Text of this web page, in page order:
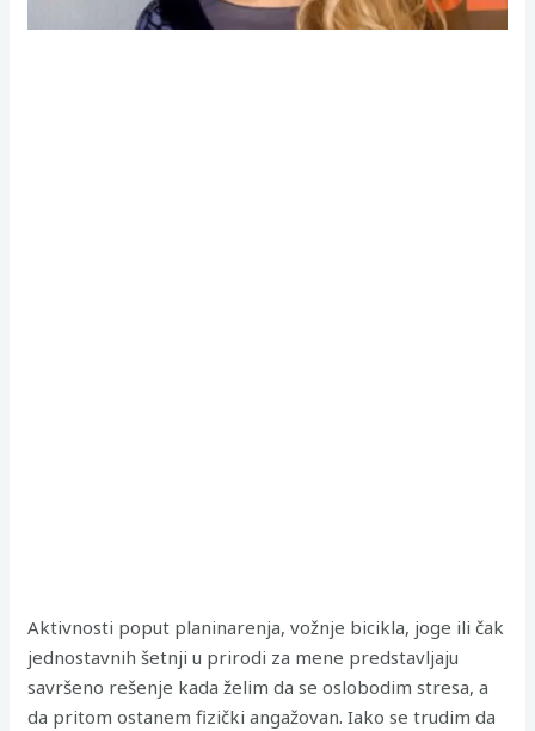
Aktivnosti poput planinarenja, vožnje bicikla, joge ili čak
jednostavnih šetnji u prirodi za mene predstavljaju
savršeno rešenje kada želim da se oslobodim stresa, a
da pritom ostanem fizički angažovan. Iako se trudim da